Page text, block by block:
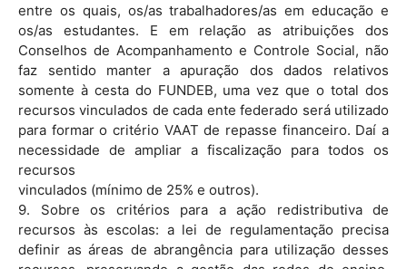
entre os quais, os/as trabalhadores/as em educação e
os/as estudantes. E em relação as atribuições dos
Conselhos de Acompanhamento e Controle Social, não
faz sentido manter a apuração dos dados relativos
somente à cesta do FUNDEB, uma vez que o total dos
recursos vinculados de cada ente federado será utilizado
para formar o critério VAAT de repasse financeiro. Daí a
necessidade de ampliar a fiscalização para todos os
recursos
vinculados (mínimo de 25% e outros).
9. Sobre os critérios para a ação redistributiva de
recursos às escolas: a lei de regulamentação precisa
definir as áreas de abrangência para utilização desses